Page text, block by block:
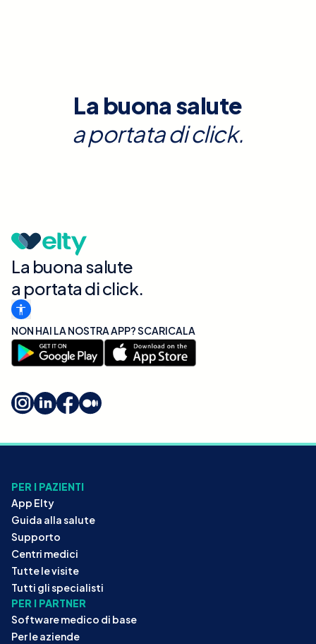
La buona salute
a portata di click.
La buona salute
a portata di click.
NON HAI LA NOSTRA APP? SCARICALA
PER I PAZIENTI
App Elty
Guida alla salute
Supporto
Centri medici
Tutte le visite
Tutti gli specialisti
PER I PARTNER
Software medico di base
Per le aziende